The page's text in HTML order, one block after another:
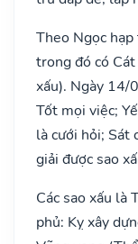
Theo Ngọc
trong đó có
xấu). Ngày 14/
Tốt mọi việc;
là cưới hỏi; Sát
giải được sao
Các sao xấu là
phủ: Kỵ xây